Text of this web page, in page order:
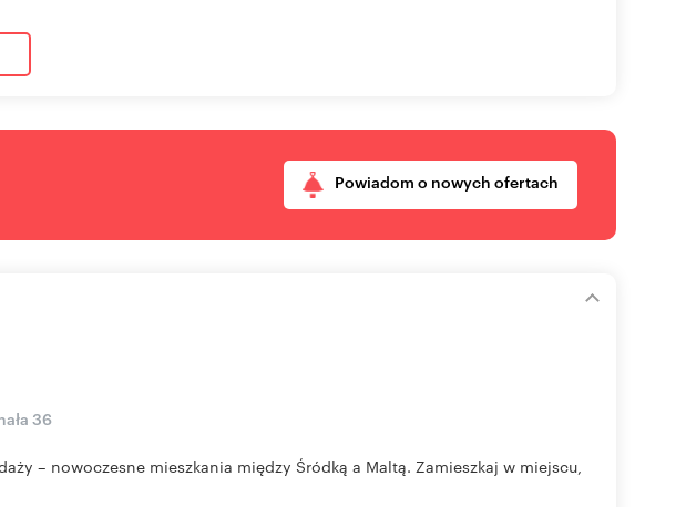
Powiadom o nowych ofertach
36
– nowoczesne mieszkania między Śródką a Maltą. Zamieszkaj w miejscu,